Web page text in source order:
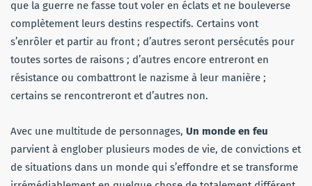
que la guerre ne fasse tout voler en éclats et ne bouleverse
complètement leurs destins respectifs. Certains vont
s’enrôler et partir au front ; d’autres seront persécutés pour
toutes sortes de raisons ; d’autres encore entreront en
résistance ou combattront le nazisme à leur manière ;
certains se rencontreront et d’autres non.
Avec une multitude de personnages, Un monde en feu
parvient à englober plusieurs modes de vie, de convictions et
de situations dans un monde qui s’effondre et se transforme